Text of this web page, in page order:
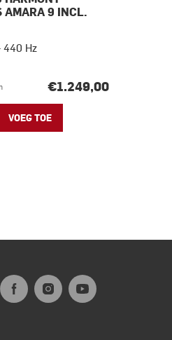
AMARA 9 INCL.
440 Hz
€1.249,00
VOEG TOE